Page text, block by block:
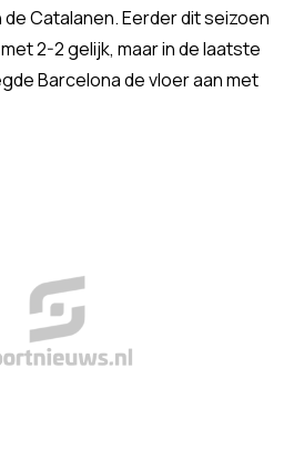
Catalanen. Eerder dit seizoen
2-2 gelijk, maar in de laatste
Barcelona de vloer aan met